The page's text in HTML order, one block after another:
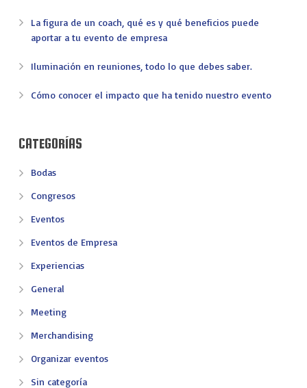
La figura de un coach, qué es y qué beneficios puede
aportar a tu evento de empresa
Iluminación en reuniones, todo lo que debes saber.
Cómo conocer el impacto que ha tenido nuestro evento
CATEGORÍAS
Bodas
Congresos
Eventos
Eventos de Empresa
Experiencias
General
Meeting
Merchandising
Organizar eventos
Sin categoría